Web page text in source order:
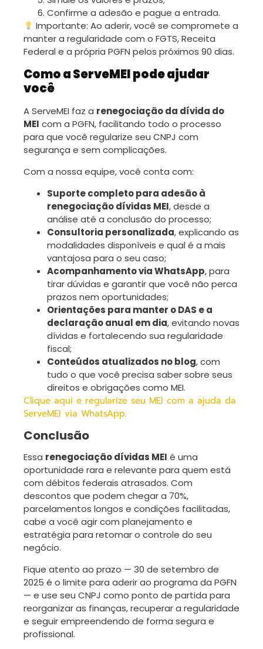
Confirme a adesão e pague a entrada.
Importante: Ao aderir, você se compromete a
manter a regularidade com o FGTS, Receita
Federal e a própria PGFN pelos próximos 90 dias.
Como a ServeMEI pode ajudar
você
A ServeMEI faz a renegociação da dívida do
MEI com a PGFN, facilitando todo o processo
para que você regularize seu CNPJ com
segurança e sem complicações.
Com a nossa equipe, você conta com:
Suporte completo para adesão à
renegociação dívidas MEI, desde a
análise até a conclusão do processo;
Consultoria personalizada, explicando as
modalidades disponíveis e qual é a mais
vantajosa para o seu caso;
Acompanhamento via WhatsApp, para
tirar dúvidas e garantir que você não perca
prazos nem oportunidades;
Orientações para manter o DAS e a
declaração anual em dia, evitando novas
dívidas e fortalecendo sua regularidade
fiscal;
Conteúdos atualizados no blog, com
tudo o que você precisa saber sobre seus
direitos e obrigações como MEI.
Clique aqui e regularize seu MEI com a ajuda da
ServeMEI via WhatsApp.
Conclusão
Essa renegociação dívidas MEI é uma
oportunidade rara e relevante para quem está
com débitos federais atrasados. Com
descontos que podem chegar a 70%,
parcelamentos longos e condições facilitadas,
cabe a você agir com planejamento e
estratégia para retomar o controle do seu
negócio.
Fique atento ao prazo — 30 de setembro de
2025 é o limite para aderir ao programa da PGFN
— e use seu CNPJ como ponto de partida para
reorganizar as finanças, recuperar a regularidade
e seguir empreendendo de forma segura e
profissional.